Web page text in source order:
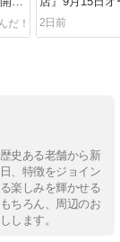
店場所とアク
2日前
史ある老舗から新
、特徴をジョイン
楽しみを輝かせる
ちろん、周辺のお
します。